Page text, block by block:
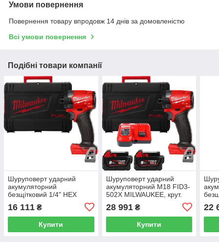
Умови повернення
Повернення товару впродовж 14 днів за домовленістю
Всі умови повернення
Подібні товари компанії
Шуруповерт ударний
акумуляторний
безщітковий 1/4" HEX
0X, 226Нм (каркас, кліпса
для ременя, тримач для
16 111 ₴
Купити
Шуруповерт ударний
акумуляторний M18 FID3-
502X MILWAUKEE, крут.
мом. 226 Нм 4933479865
(+ заряд.пристрій, 2 акум.,
затискач для
28 991₴
Купити
22